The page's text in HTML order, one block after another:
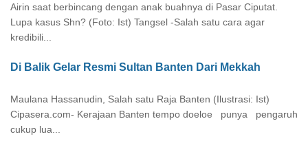
Airin saat berbincang dengan anak buahnya di Pasar Ciputat.
Lupa kasus Shn? (Foto: Ist) Tangsel -Salah satu cara agar
kredibili...
Di Balik Gelar Resmi Sultan Banten Dari Mekkah
Maulana Hassanudin, Salah satu Raja Banten (Ilustrasi: Ist)
Cipasera.com- Kerajaan Banten tempo doeloe punya pengaruh
cukup lua...